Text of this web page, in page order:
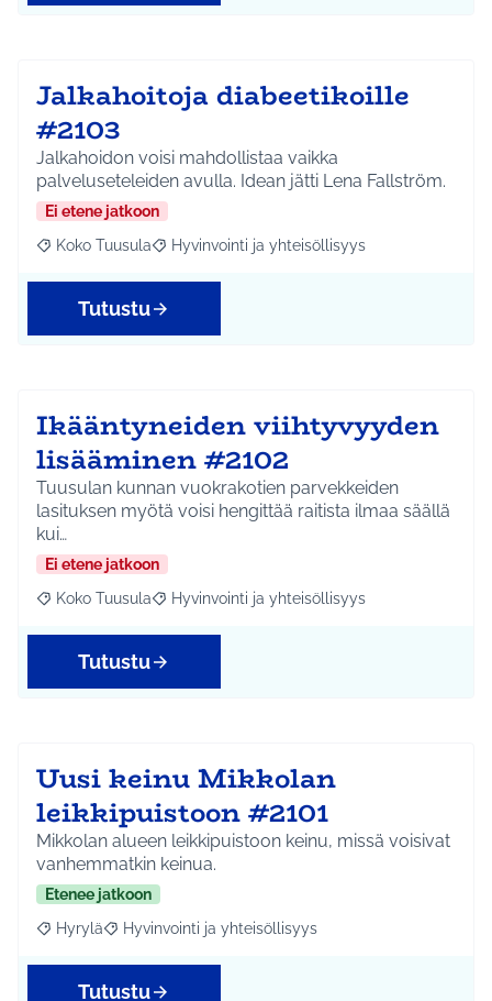
Jalkahoitoja diabeetikoille
#2103
Jalkahoidon voisi mahdollistaa vaikka
palveluseteleiden avulla. Idean jätti Lena Fallström.
Ei etene jatkoon
Rajaa tulokset aihepiirin mukaan: Koko Tuusula
Koko Tuusula Rajaa tulokset teeman mukaan: Hyvinvointi ja
Hyvinvointi ja yhteisöllisyys
Tutustu
Ikääntyneiden viihtyvyyden
lisääminen #2102
Tuusulan kunnan vuokrakotien parvekkeiden
lasituksen myötä voisi hengittää raitista ilmaa säällä
kui…
Ei etene jatkoon
Rajaa tulokset aihepiirin mukaan: Koko Tuusula
Koko Tuusula Rajaa tulokset teeman mukaan: Hyvinvointi ja
Hyvinvointi ja yhteisöllisyys
Tutustu
Uusi keinu Mikkolan
leikkipuistoon #2101
Mikkolan alueen leikkipuistoon keinu, missä voisivat
vanhemmatkin keinua.
Etenee jatkoon
Rajaa tulokset aihepiirin mukaan: Hyrylä
Hyrylä Rajaa tulokset teeman mukaan: Hyvinvointi ja
Hyvinvointi ja yhteisöllisyys
Tutustu